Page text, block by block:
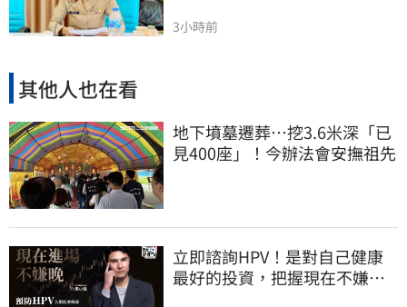
3小時前
其他人也在看
地下墳墓遷葬…挖3.6米深「已
見400座」！今辦法會安撫祖先
立即諮詢HPV！是對自己健康
最好的投資，把握現在不嫌